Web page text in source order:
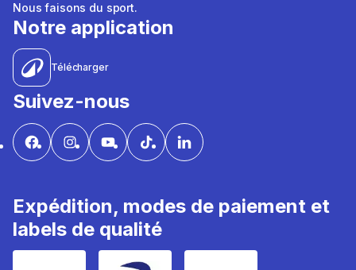
Nous faisons du sport.
Notre application
Télécharger
Suivez-nous
Expédition, modes de paiement et
labels de qualité